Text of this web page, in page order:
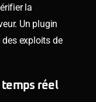
la
Un plugin
exploits de
réel